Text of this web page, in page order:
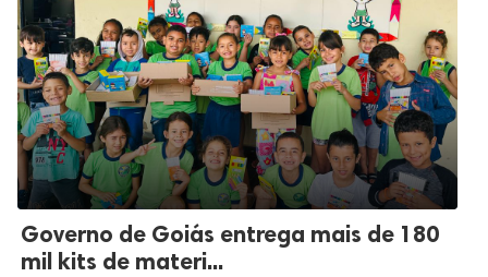
Governo de Goiás entrega mais de 180
mil kits de materi...